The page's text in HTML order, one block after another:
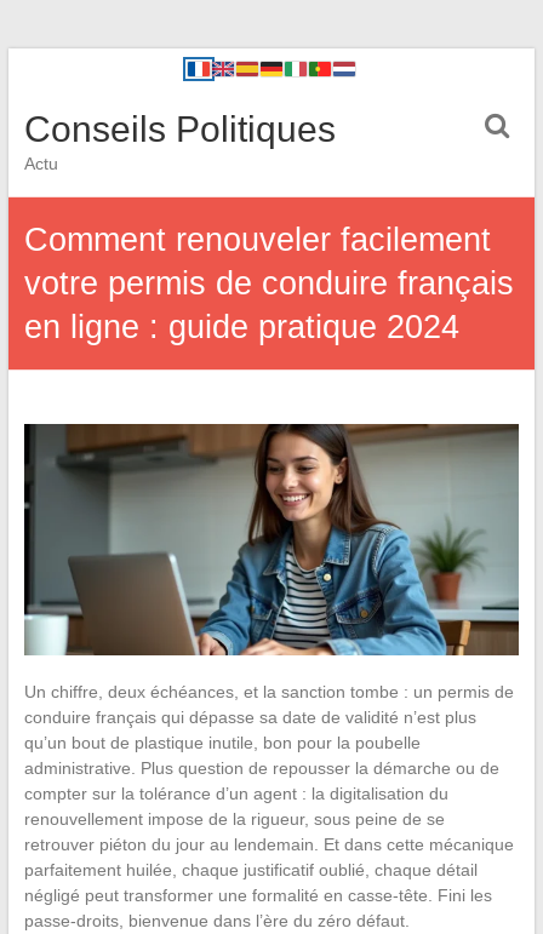
Conseils Politiques
Actu
Comment renouveler facilement
votre permis de conduire français
en ligne : guide pratique 2024
Un chiffre, deux échéances, et la sanction tombe : un permis de
conduire français qui dépasse sa date de validité n’est plus
qu’un bout de plastique inutile, bon pour la poubelle
administrative. Plus question de repousser la démarche ou de
compter sur la tolérance d’un agent : la digitalisation du
renouvellement impose de la rigueur, sous peine de se
retrouver piéton du jour au lendemain. Et dans cette mécanique
parfaitement huilée, chaque justificatif oublié, chaque détail
négligé peut transformer une formalité en casse-tête. Fini les
passe-droits, bienvenue dans l’ère du zéro défaut.